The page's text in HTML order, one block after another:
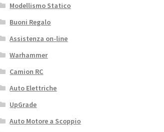
Modellismo Statico
Buoni Regalo
Assistenza on-line
Warhammer
Camion RC
Auto Elettriche
UpGrade
Auto Motore a Scoppio